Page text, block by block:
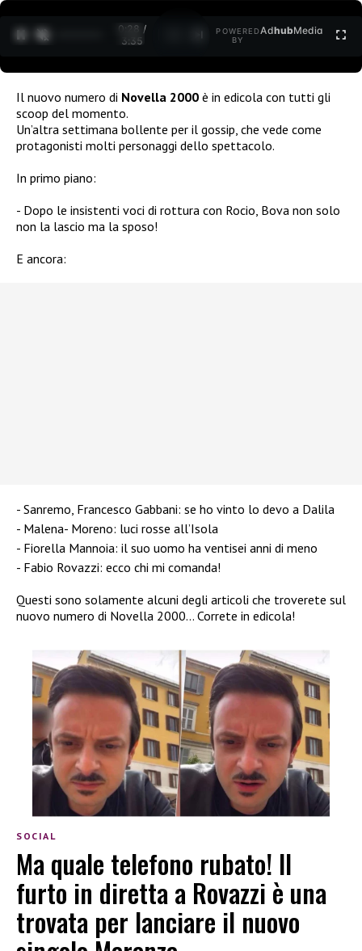
0:29 /
3:35
POWERED
BY
AdhubMedia
Il nuovo numero di Novella 2000 è in edicola con tutti gli
scoop del momento.
Un’altra settimana bollente per il gossip, che vede come
protagonisti molti personaggi dello spettacolo.
In primo piano:
Dopo le insistenti voci di rottura con Rocio, Bova non solo
non la lascio ma la sposo!
E ancora:
Sanremo, Francesco Gabbani: se ho vinto lo devo a Dalila
Malena- Moreno: luci rosse all’Isola
Fiorella Mannoia: il suo uomo ha ventisei anni di meno
Fabio Rovazzi: ecco chi mi comanda!
Questi sono solamente alcuni degli articoli che troverete sul
nuovo numero di Novella 2000… Correte in edicola!
SOCIAL
Ma quale telefono rubato! Il
furto in diretta a Rovazzi è una
trovata per lanciare il nuovo